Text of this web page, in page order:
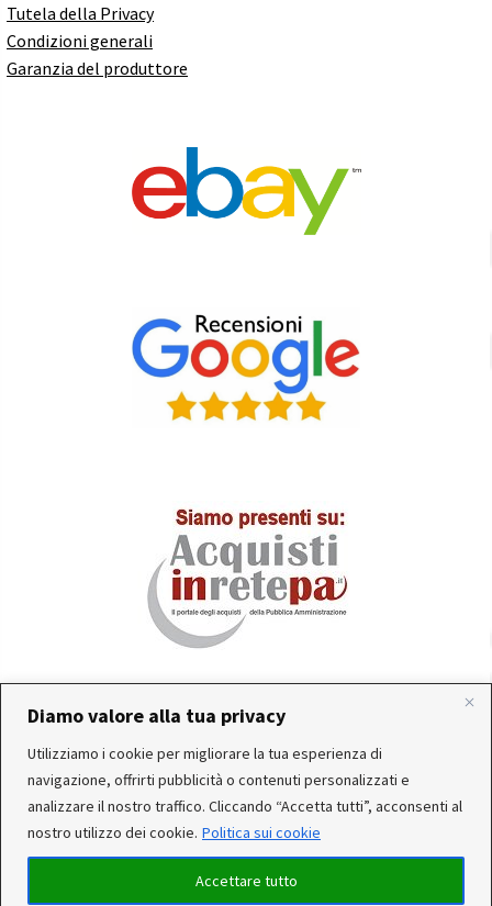
Diamo valore alla tua privacy
Utilizziamo i cookie per migliorare la tua esperienza di
navigazione, offrirti pubblicità o contenuti personalizzati e
analizzare il nostro traffico. Cliccando “Accetta tutti”, acconsenti al
nostro utilizzo dei cookie. Politica sui cookie
Accettare tutto
In occasione delle FERIE ESTIVE, alcune aziende
produttrici e corrieri potrebbero sospendere o rallentare
temporaneamente le attività. Per questo motivo, gli
ordini di alcuni reparti (Utensileria - Ferramenta - arredo)
ricevuti, potrebbero essere CONSEGNATI DOPO IL 25-08-
Tutela della Privacy
Condizioni generali
Garanzia del produttore
Servizio clienti attivo: Da Lunedì a Venerdì dalle 10:30 alle
12:30 e dalle 15:30 alle 17:30